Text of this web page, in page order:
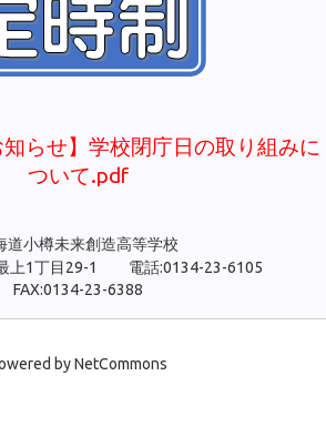
知らせ】学校閉庁日の取り組みに
ついて.pdf
道小樽未来創造高等学校
最上1丁目29-1 電話:0134-23-6105
FAX:0134-23-6388
by NetCommons